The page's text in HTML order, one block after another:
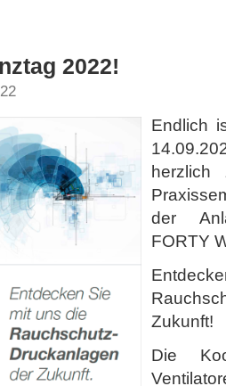
2022!
Endlich
herzlich
der
FORTY
Zukunft!
Die